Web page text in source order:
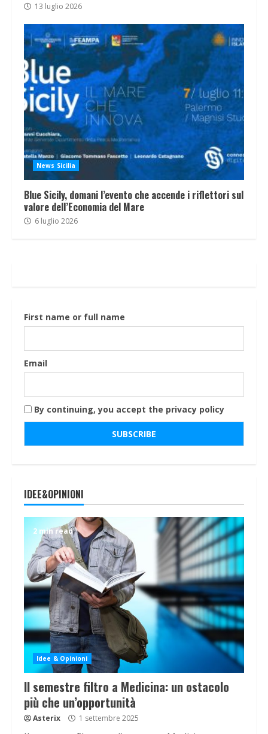
13 luglio 2026
News Sicilia
Blue Sicily, domani l’evento che accende i riflettori sul
valore dell’Economia del Mare
6 luglio 2026
First name or full name
Email
By continuing, you accept the privacy policy
IDEE&OPINIONI
2 min read
Idee & Opinioni
Il semestre filtro a Medicina: un ostacolo
più che un’opportunità
Asterix 1 settembre 2025